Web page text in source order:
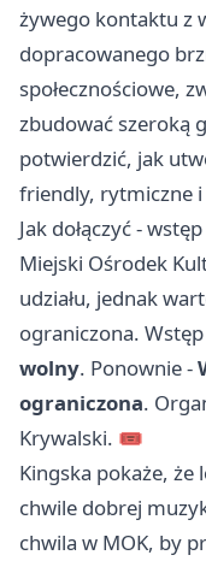
żywego kontaktu z
dopracowanego
społecznościowe,
zbudować szeroką
potwierdzić, jak
friendly, rytmiczne
Jak dołączyć -
Miejski Ośrodek
udziału, jednak
ograniczona.
wolny. Ponownie -
ograniczona.
Krywalski. 🎟️
Kingska pokaże,
chwile dobrej
chwila w MOK, by